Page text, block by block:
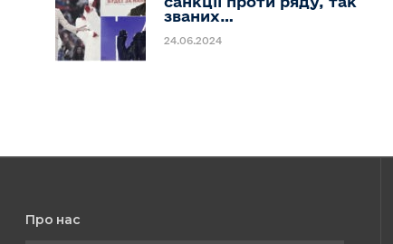
званих…
24.06.2024
Про нас